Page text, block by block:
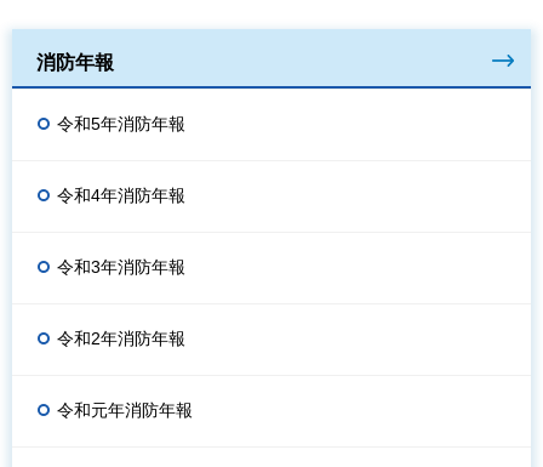
消防年報
令和5年消防年報
令和4年消防年報
令和3年消防年報
令和2年消防年報
令和元年消防年報